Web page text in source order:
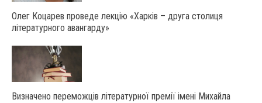
Олег Коцарев проведе лекцію «Харків – друга столиця
літературного авангарду»
Визначено переможців літературної премії імені Михайла